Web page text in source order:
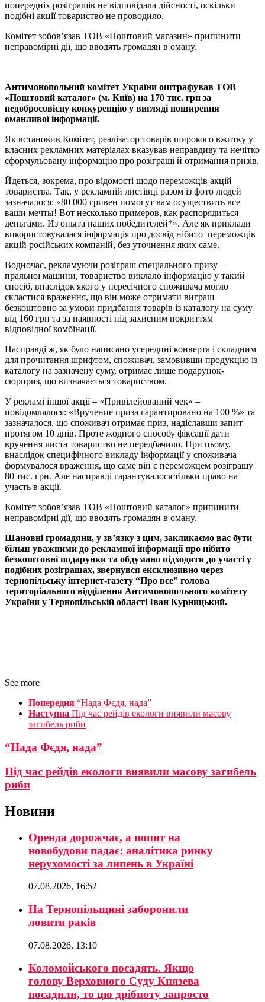
попередніх розіграшів не відповідала дійсності, оскільки
подібні акції товариство не проводило.
Комітет зобов’язав ТОВ «Поштовий магазин» припинити
неправомірні дії, що вводять громадян в оману.
Антимонопольний комітет України оштрафував ТОВ
«Поштовий каталог» (м. Київ) на 170 тис. грн за
недобросовісну конкуренцію у вигляді поширення
оманливої інформації.
Як встановив Комітет, реалізатор товарів широкого вжитку у
власних рекламних матеріалах вказував неправдиву та нечітко
сформульовану інформацію про розіграші й отримання призів.
Йдеться, зокрема, про відомості щодо переможців акцій
товариства. Так, у рекламній листівці разом із фото людей
зазначалося: «80 000 гривен помогут вам осуществить все
ваши мечты! Вот несколько примеров, как распорядиться
деньгами. Из опыта наших победителей*». Але як приклади
використовувалася інформація про досвід нібито переможців
акцій російських компаній, без уточнення яких саме.
Водночас, рекламуючи розіграш спеціального призу –
пральної машини, товариство виклало інформацію у такий
спосіб, внаслідок якого у пересічного споживача могло
скластися враження, що він може отримати виграш
безкоштовно за умови придбання товарів із каталогу на суму
від 160 грн та за наявності під захисним покриттям
відповідної комбінації.
Насправді ж, як було написано усередині конверта і складним
для прочитання шрифтом, споживач, замовивши продукцію із
каталогу на зазначену суму, отримає лише подарунок-
сюрприз, що визначається товариством.
У рекламі іншої акції – «Привілейований чек» –
повідомлялося: «Вручение приза гарантировано на 100 %» та
зазначалося, що споживач отримає приз, надіславши запит
протягом 10 днів. Проте жодного способу фіксації дати
вручення листа товариство не передбачило. При цьому,
внаслідок специфічного викладу інформації у споживача
формувалося враження, що саме він є переможцем розіграшу
80 тис. грн. Але насправді гарантувалося тільки право на
участь в акції.
Комітет зобов’язав ТОВ «Поштовий каталог» припинити
неправомірні дії, що вводять громадян в оману.
Шановні громадяни, у зв’язку з цим, закликаємо вас бути
більш уважними до рекламної інформації про нібито
безкоштовні подарунки та обдумано підходити до участі у
подібних розіграшах, звернувся ексклюзивно через
тернопільську інтернет-газету “Про все” голова
територіального відділення Антимонопольного комітету
України у Тернопільській області Іван Курницький.
See more
Попередня “Нада Фєдя, нада”
Наступна Під час рейдів екологи виявили масову
загибель риби
“Нада Фєдя, нада”
Під час рейдів екологи виявили масову загибель
риби
Новини
Оренда дорожчає, а попит на
новобудови падає: аналітика ринку
нерухомості за липень в Україні
07.08.2026, 16:52
На Тернопільщині заборонили
ловити раків
07.08.2026, 13:10
Коломойського посадять. Якщо
голову Верховного Суду Князева
посадили, то цю дрібноту запросто